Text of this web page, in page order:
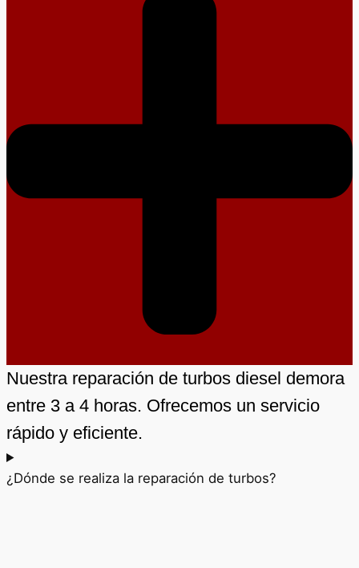
Nuestra reparación de turbos diesel demora
entre 3 a 4 horas. Ofrecemos un servicio
rápido y eficiente.
¿Dónde se realiza la reparación de turbos?